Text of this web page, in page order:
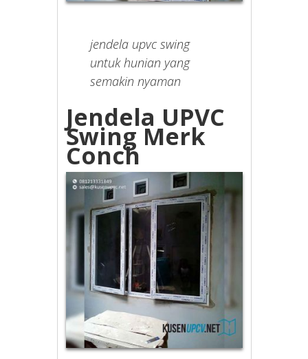
jendela upvc swing
untuk hunian yang
semakin nyaman
Jendela UPVC
Swing Merk
Conch